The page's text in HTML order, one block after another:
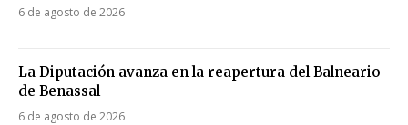
6 de agosto de 2026
La Diputación avanza en la reapertura del Balneario
de Benassal
6 de agosto de 2026